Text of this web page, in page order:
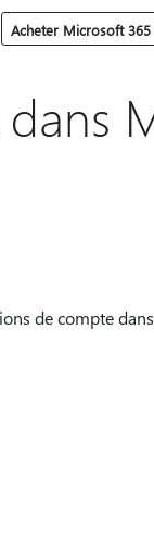
Acheter Microsoft 365
de compte